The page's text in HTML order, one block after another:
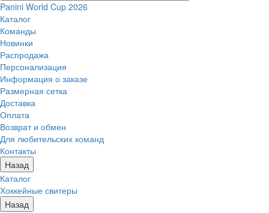
Panini World Cup 2026
Каталог
Команды
Новинки
Распродажа
Персонализация
Информация о заказе
Размерная сетка
Доставка
Оплата
Возврат и обмен
Для любительских команд
Контакты
Назад
Каталог
Хоккейные свитеры
Назад